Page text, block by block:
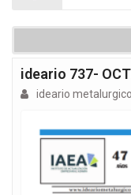
ideario 737-
ideario metalurgico